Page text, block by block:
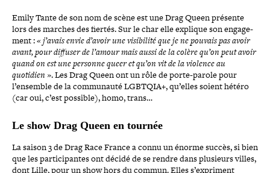
Emily Tante de son nom de scène est une Drag Queen présente
lors des marches des fiertés. Sur le char elle explique son enga­ge­
ment :« j’avais envie d’avoir une visi­bi­lité que je ne pouvais pas avoir
avant, pour diffuser de l’amour mais aussi de la colère qu’on peut avoir
quand on est une personne queer et qu’on vit de la violence au
quotidien ». Les Drag Queen ont un rôle de porte-​parole pour
l’ensemble de la com­mu­nauté LGBTQIA+, qu’elles soient hétéro
(car oui, c’est possible), homo, trans…
Le show Drag Queen en tournée
La saison 3 de Drag Race France a connu un énorme succès, si bien
que les par­ti­ci­pantes ont décidé de se rendre dans plusieurs villes,
dont Lille, pour un show hors du commun. Elles s’expriment